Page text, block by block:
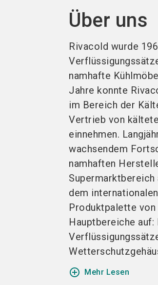
Über uns
Rivacold wurde
namhafte
Jahre konnte
im Bereich der
Vertrieb von
einnehmen.
wachsendem
namhaften
dem
Produktpalette
Hauptbereiche
add_circle_outline Mehr Lesen